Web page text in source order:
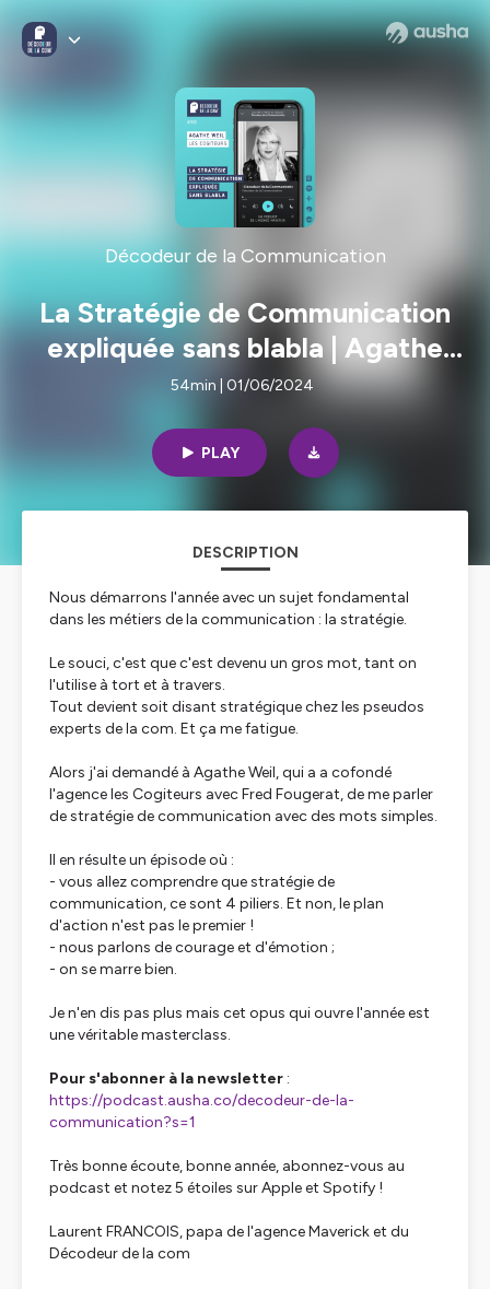
Décodeur de la Communication
La Stratégie de Communication
expliquée sans blabla | Agathe
Weil, les Cogiteurs | Ep 88
54min | 01/06/2024
PLAY
DESCRIPTION
Nous démarrons l'année avec un sujet fondamental
dans les métiers de la communication : la stratégie.
Le souci, c'est que c'est devenu un gros mot, tant on
l'utilise à tort et à travers.
Tout devient soit disant stratégique chez les pseudos
experts de la com. Et ça me fatigue.
Alors j'ai demandé à Agathe Weil, qui a a cofondé
l'agence les Cogiteurs avec Fred Fougerat, de me parler
de stratégie de communication avec des mots simples.
Il en résulte un épisode où :
- vous allez comprendre que stratégie de
communication, ce sont 4 piliers. Et non, le plan
d'action n'est pas le premier !
- nous parlons de courage et d'émotion ;
- on se marre bien.
Je n'en dis pas plus mais cet opus qui ouvre l'année est
une véritable masterclass.
Pour s'abonner à la newsletter :
https://podcast.ausha.co/decodeur-de-la-
communication?s=1
Très bonne écoute, bonne année, abonnez-vous au
podcast et notez 5 étoiles sur Apple et Spotify !
Laurent FRANCOIS, papa de l'agence Maverick et du
Décodeur de la com